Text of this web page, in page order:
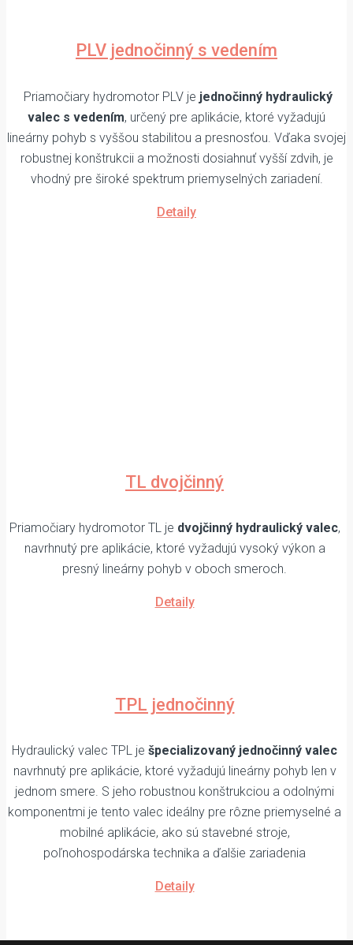
PLV jednočinný s vedením
Priamočiary hydromotor PLV je jednočinný hydraulický
valec s vedením, určený pre aplikácie, ktoré vyžadujú
lineárny pohyb s vyššou stabilitou a presnosťou. Vďaka svojej
robustnej konštrukcii a možnosti dosiahnuť vyšší zdvih, je
vhodný pre široké spektrum priemyselných zariadení.
Detaily
TL dvojčinný
Priamočiary hydromotor TL je dvojčinný hydraulický valec,
navrhnutý pre aplikácie, ktoré vyžadujú vysoký výkon a
presný lineárny pohyb v oboch smeroch.
Detaily
TPL jednočinný
Hydraulický valec TPL je špecializovaný jednočinný valec
navrhnutý pre aplikácie, ktoré vyžadujú lineárny pohyb len v
jednom smere. S jeho robustnou konštrukciou a odolnými
komponentmi je tento valec ideálny pre rôzne priemyselné a
mobilné aplikácie, ako sú stavebné stroje,
poľnohospodárska technika a ďalšie zariadenia
Detaily